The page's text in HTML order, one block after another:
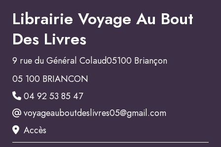
Librairie Voyage Au Bout
Des Livres
9 rue du Général Colaud05100 Briançon
05 100 BRIANCON
04 92 53 85 47
voyageauboutdeslivres05@gmail.com
Accès